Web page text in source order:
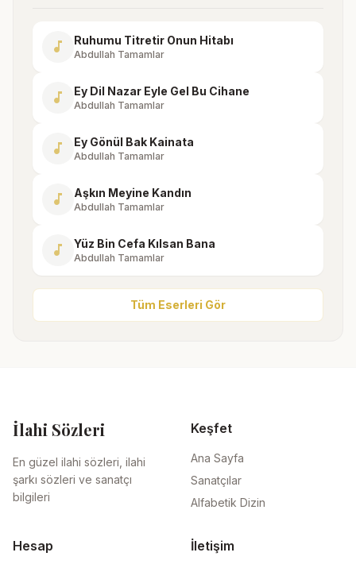
music_note Ruhumu Titretir Onun Hitabı
Abdullah Tamamlar
music_note Ey Dil Nazar Eyle Gel Bu Cihane
Abdullah Tamamlar
music_note Ey Gönül Bak Kainata
Abdullah Tamamlar
music_note Aşkın Meyine Kandın
Abdullah Tamamlar
music_note Yüz Bin Cefa Kılsan Bana
Abdullah Tamamlar
Tüm Eserleri Gör
İlahi Sözleri
En güzel ilahi sözleri, ilahi
şarkı sözleri ve sanatçı
bilgileri
Keşfet
Ana Sayfa
Sanatçılar
Alfabetik Dizin
Hesap İletişim